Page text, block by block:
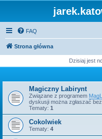
FAQ
Strona główna
Dzisiaj jest
Magiczny Labirynt
Związane z programem
dyskusji można zgłaszać
Tematy: 1
Cokolwiek
Tematy: 4